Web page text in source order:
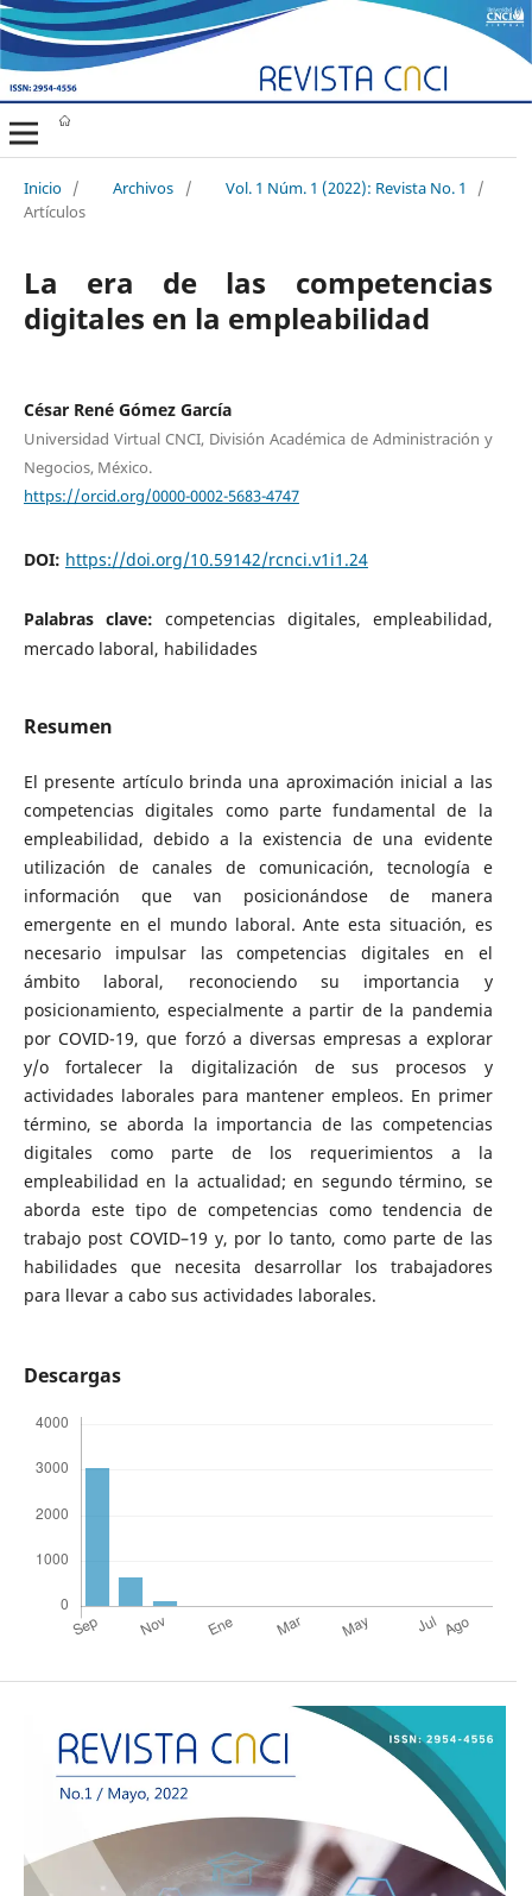
Inicio / Archivos / Vol. 1 Núm. 1 (2022): Revista No. 1
/
Artículos
La era de las competencias
digitales en la empleabilidad
César René Gómez García
Universidad Virtual CNCI, División Académica de Administración y
Negocios, México.
https://orcid.org/0000-0002-5683-4747
DOI: https://doi.org/10.59142/rcnci.v1i1.24
Palabras clave: competencias digitales, empleabilidad,
mercado laboral, habilidades
Resumen
El presente artículo brinda una aproximación inicial a las
competencias digitales como parte fundamental de la
empleabilidad, debido a la existencia de una evidente
utilización de canales de comunicación, tecnología e
información que van posicionándose de manera
emergente en el mundo laboral. Ante esta situación, es
necesario impulsar las competencias digitales en el
ámbito laboral, reconociendo su importancia y
posicionamiento, especialmente a partir de la pandemia
por COVID-19, que forzó a diversas empresas a explorar
y/o fortalecer la digitalización de sus procesos y
actividades laborales para mantener empleos. En primer
término, se aborda la importancia de las competencias
digitales como parte de los requerimientos a la
empleabilidad en la actualidad; en segundo término, se
aborda este tipo de competencias como tendencia de
trabajo post COVID–19 y, por lo tanto, como parte de las
habilidades que necesita desarrollar los trabajadores
para llevar a cabo sus actividades laborales.
Descargas